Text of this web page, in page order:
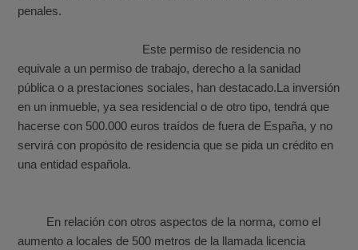
penales.
Este permiso de residencia no
equivale a un permiso de trabajo, derecho a la sanidad
pública o a prestaciones sociales, han destacado.La inversión
en un inmueble, ya sea residencial o de otro tipo, tendrá que
hacerse con 500.000 euros traídos de fuera de España, y no
servirá con propósito de residencia que se pida un crédito en
una entidad española.
En relación con otros aspectos de la norma, como el
aumento a locales de 500 metros de la llamada licencia